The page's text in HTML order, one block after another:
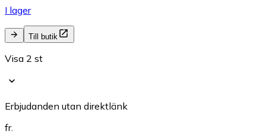
I lager
Till butik
Visa 2 st
Erbjudanden utan direktlänk
fr.